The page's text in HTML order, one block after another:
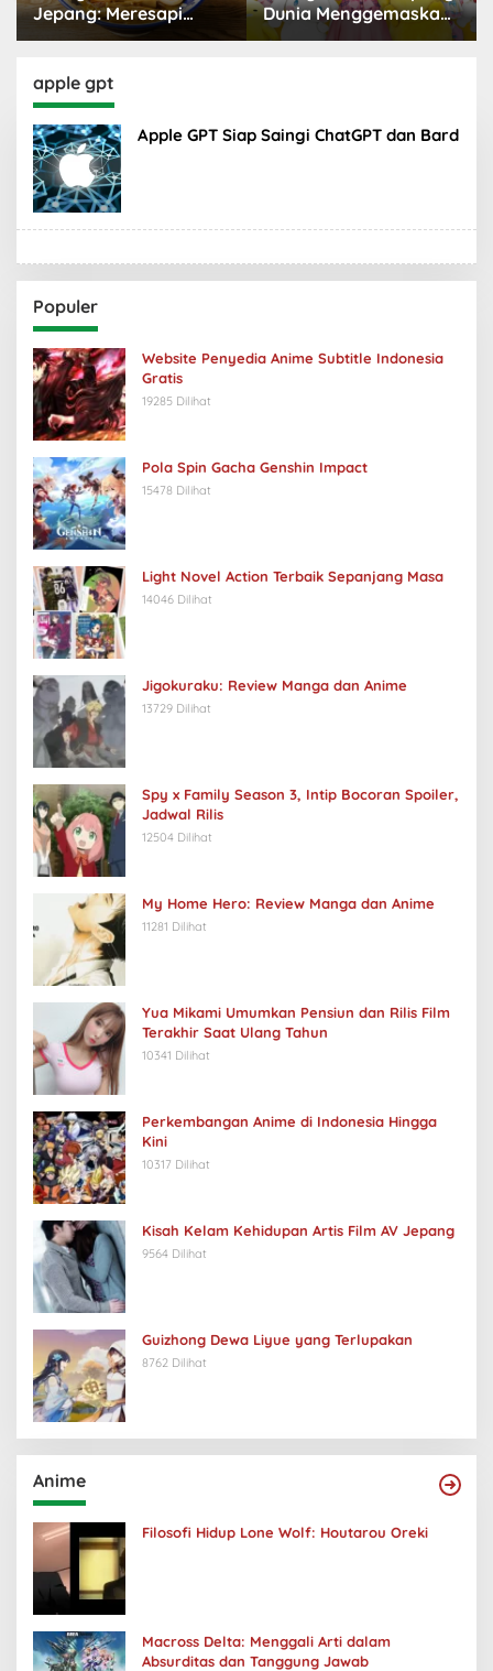
Jepang: Meresapi
Tradisi Lezat
Dunia Menggemaskan
yang Populer
apple gpt
Apple GPT Siap Saingi ChatGPT dan Bard
Populer
Website Penyedia Anime Subtitle Indonesia
Gratis
19285 Dilihat
Pola Spin Gacha Genshin Impact
15478 Dilihat
Light Novel Action Terbaik Sepanjang Masa
14046 Dilihat
Jigokuraku: Review Manga dan Anime
13729 Dilihat
Spy x Family Season 3, Intip Bocoran Spoiler,
Jadwal Rilis
12504 Dilihat
My Home Hero: Review Manga dan Anime
11281 Dilihat
Yua Mikami Umumkan Pensiun dan Rilis Film
Terakhir Saat Ulang Tahun
10341 Dilihat
Perkembangan Anime di Indonesia Hingga
Kini
10317 Dilihat
Kisah Kelam Kehidupan Artis Film AV Jepang
9564 Dilihat
Guizhong Dewa Liyue yang Terlupakan
8762 Dilihat
Anime
Filosofi Hidup Lone Wolf: Houtarou Oreki
Macross Delta: Menggali Arti dalam
Absurditas dan Tanggung Jawab